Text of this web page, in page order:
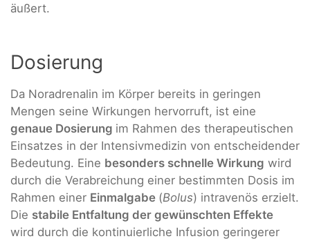
äußert.
Dosierung
Da Noradrenalin im Körper bereits in geringen
Mengen seine Wirkungen hervorruft, ist eine
genaue Dosierung im Rahmen des therapeutischen
Einsatzes in der Intensivmedizin von entscheidender
Bedeutung. Eine besonders schnelle Wirkung wird
durch die Verabreichung einer bestimmten Dosis im
Rahmen einer Einmalgabe (Bolus) intravenös erzielt.
Die stabile Entfaltung der gewünschten Effekte
wird durch die kontinuierliche Infusion geringerer